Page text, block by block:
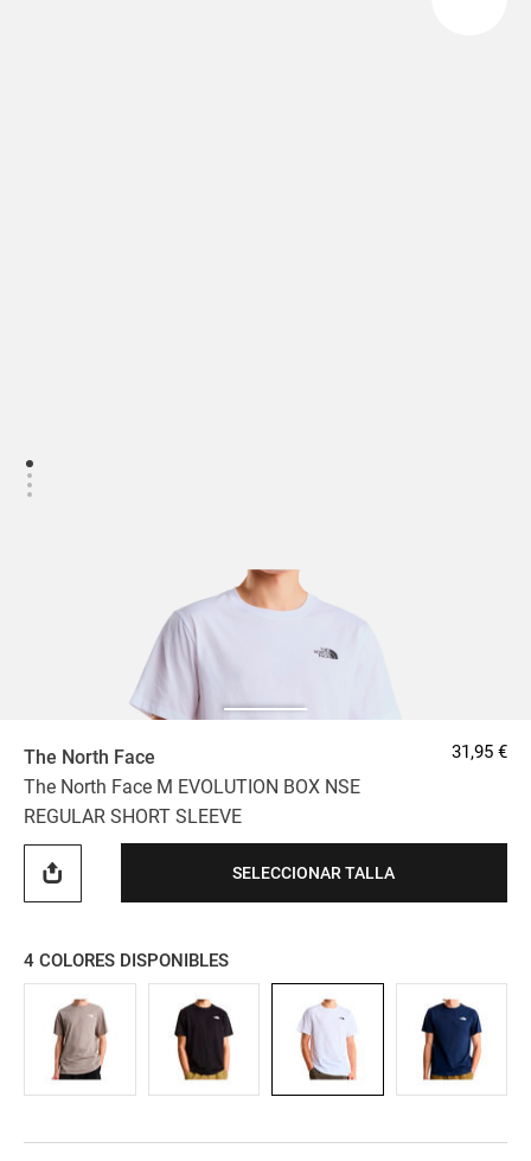
The North Face
The North Face M EVOLUTION BOX NSE
REGULAR SHORT SLEEVE
31,95 €
SELECCIONAR TALLA
4 COLORES DISPONIBLES